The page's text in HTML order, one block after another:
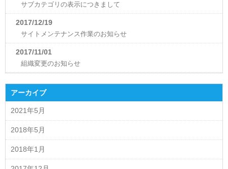
サブカテゴリの表示につきまして
2017/12/19
サイトメンテナンス作業のお知らせ
2017/11/01
組織変更のお知らせ
アーカイブ
2021年5月
2018年5月
2018年1月